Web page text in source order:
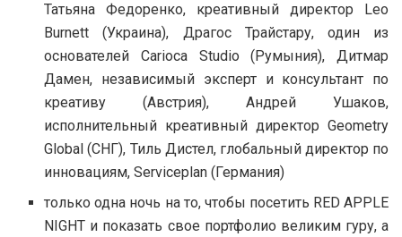
Татьяна Федоренко, креативный директор Leo
Burnett (Украина), Драгос Трайстару, один из
основателей Carioca Studio (Румыния), Дитмар
Дамен, независимый эксперт и консультант по
креативу (Австрия), Андрей Ушаков,
исполнительный креативный директор Geometry
Global (СНГ), Тиль Дистел, глобальный директор по
инновациям, Serviceplan (Германия)
только одна ночь на то, чтобы посетить RED APPLE
NIGHT и показать свое портфолио великим гуру, а